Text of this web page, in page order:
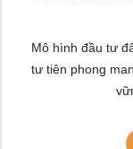
Mô hình đầu tư
tư tiên phong